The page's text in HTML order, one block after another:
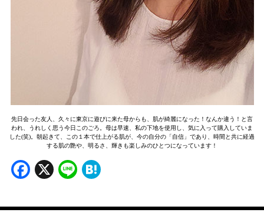
先日会った友人、久々に東京に遊びに来た母からも、肌が綺麗になった！なんか違う！と言
われ、うれしく思う今日このごろ。母は早速、私の下地を使用し、気に入って購入していま
した(笑)。朝起きて、この１本で仕上がる肌が、今の自分の「自信」であり、時間と共に経過
する肌の艶や、明るさ、輝きも楽しみのひとつになっています！
Facebook
X Line